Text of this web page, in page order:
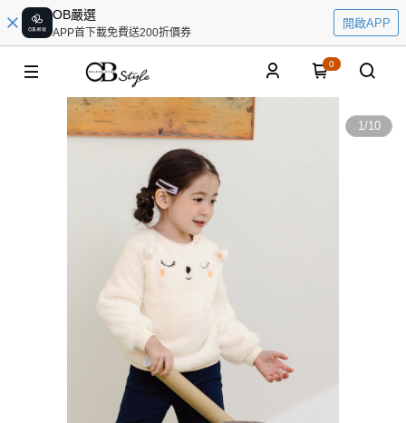
OB嚴選
APP首下載免費送200折價券
開啟APP
0
1/10